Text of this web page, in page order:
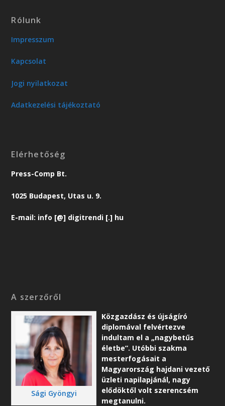
Rólunk
Impresszum
Kapcsolat
Jogi nyilatkozat
Adatkezelési tájékoztató
Elérhetőség
Press-Comp Bt.
1025 Budapest, Utas u. 9.
E-mail: info [@] digitrendi [.] hu
A szerzőről
Sági Gyöngyi
Közgazdász és újságíró
diplomával felvértezve
indultam el a „nagybetűs
életbe”. Utóbbi szakma
mesterfogásait a
Magyarország hajdani vezető
üzleti napilapjánál, nagy
elődöktől volt szerencsém
megtanulni.